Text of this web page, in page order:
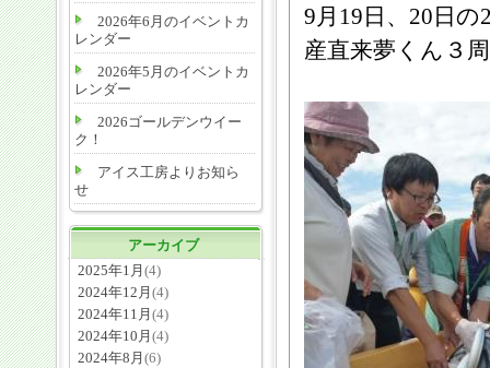
2026年6月のイベントカ
レンダー
2026年5月のイベントカ
レンダー
2026ゴールデンウイー
ク！
アイス工房よりお知ら
せ
アーカイブ
2025年1月 (4)
2024年12月 (4)
2024年11月 (4)
2024年10月 (4)
2024年8月 (6)
9月19日、20日の
産直来夢くん３